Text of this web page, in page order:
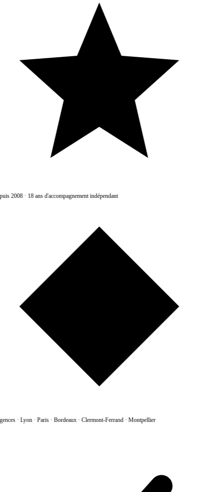
2008·18 ans d'accompagnement indépendant
·Lyon · Paris · Bordeaux · Clermont-Ferrand · Montpellier